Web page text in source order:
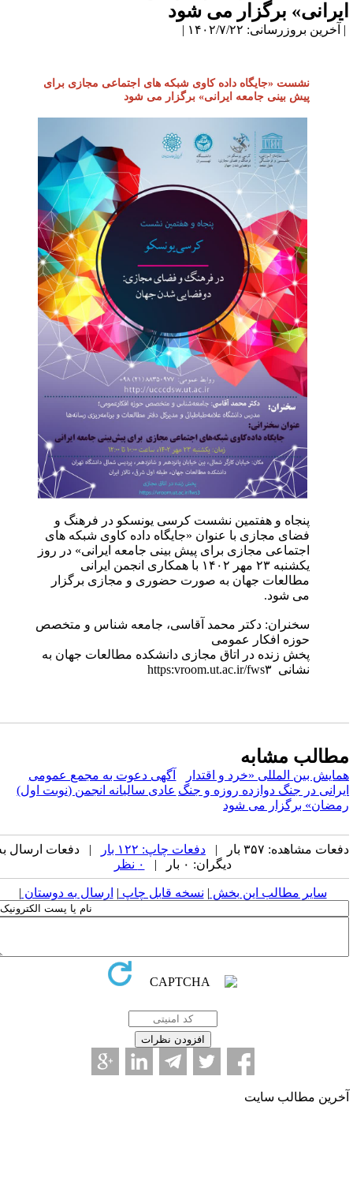
برگزار می شود
بروزرسانی: ۱۴۰۲/۷/۲۲ |
نشست «جایگاه داده کاوی شبکه های اجتماعی مجازی برای
پیش بینی جامعه ایرانی» برگزار می شود
پنجاه و هفتمین نشست کرسی یونسکو در فرهنگ و
فضای مجازی با عنوان «جایگاه داده کاوی شبکه های
اجتماعی مجازی برای پیش بینی جامعه ایرانی» در روز
یکشنبه ۲۳ مهر ۱۴۰۲ با همکاری انجمن ایرانی
مطالعات جهان به صورت حضوری و مجازی برگزار
می شود.
سخنران: دکتر محمد آقاسی، جامعه شناس و متخصص
حوزه افکار عمومی
پخش زنده در اتاق مجازی دانشکده مطالعات جهان به
نشانی https:vroom.ut.ac.ir/fws۳
مشابه
بین المللی «خرد و اقتدار
در جنگ دوازده روزه و جنگ
برگزار می شود
آگهی دعوت به مجمع عمومی
عادی سالیانه انجمن (نوبت اول)
مشاهده: ۳۵۷ بار | دفعات چاپ: ۱۲۲ بار
| دفعات ارسال به
دیگران: ۰ بار |
سایر مطالب این بخش | نسخه قابل چاپ| ارسال به دوستان|
مطالب سایت